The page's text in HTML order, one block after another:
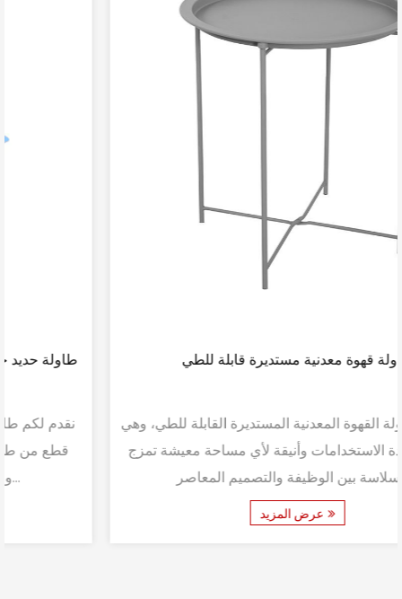
طاولة قهوة معدنية مستديرة قابلة للطي
نقدم لكم طاولة القهوة المعدنية المستديرة القابلة للطي، وهي
إضافة متعددة الاستخدامات وأنيقة لأي مساحة معيشة تمزج
بسلاسة بين الوظيفة والتصميم المعاصر. ...